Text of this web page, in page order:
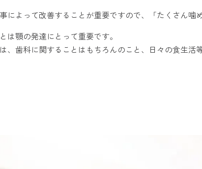
によって改善することが重要ですので、「たくさん噛
は顎の発達にとって重要です。
、歯科に関することはもちろんのこと、日々の食生活